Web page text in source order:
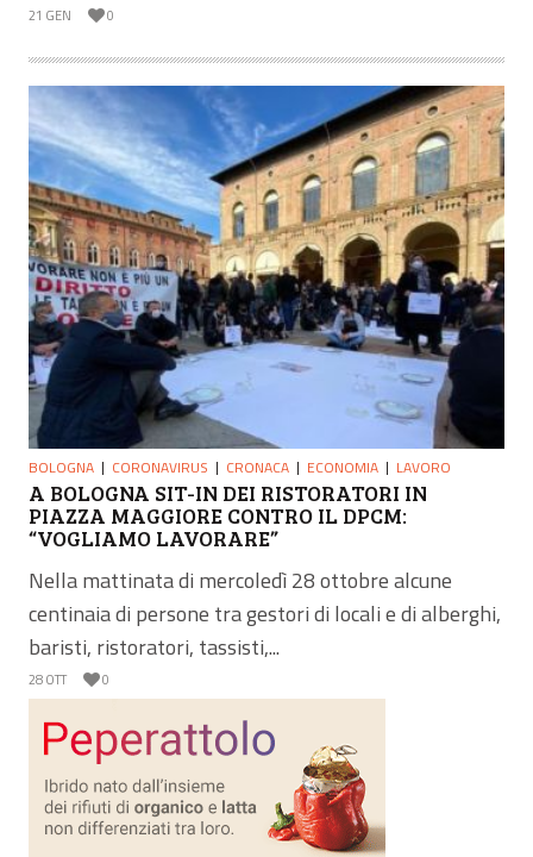
21 GEN 0
BOLOGNA CORONAVIRUS CRONACA ECONOMIA LAVORO
A BOLOGNA SIT-IN DEI RISTORATORI IN
PIAZZA MAGGIORE CONTRO IL DPCM:
“VOGLIAMO LAVORARE”
Nella mattinata di mercoledì 28 ottobre alcune
centinaia di persone tra gestori di locali e di alberghi,
baristi, ristoratori, tassisti,...
28 OTT 0